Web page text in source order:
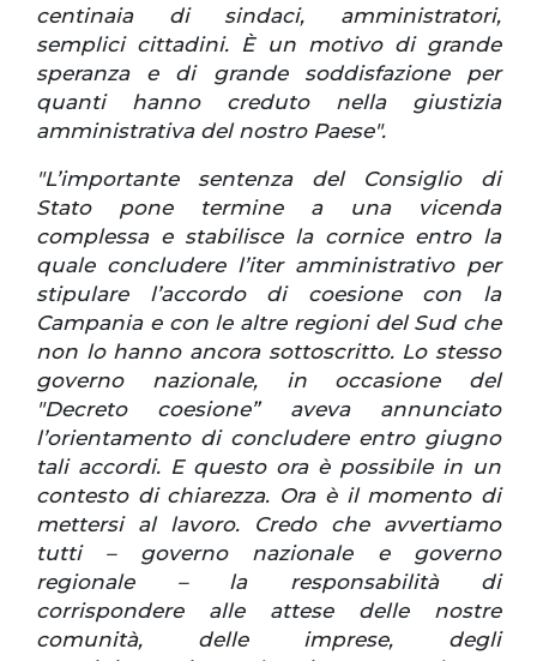
centinaia di sindaci, amministratori,
semplici cittadini. È un motivo di grande
speranza e di grande soddisfazione per
quanti hanno creduto nella giustizia
amministrativa del nostro Paese".
"L’importante sentenza del Consiglio di
Stato pone termine a una vicenda
complessa e stabilisce la cornice entro la
quale concludere l’iter amministrativo per
stipulare l’accordo di coesione con la
Campania e con le altre regioni del Sud che
non lo hanno ancora sottoscritto. Lo stesso
governo nazionale, in occasione del
"Decreto coesione” aveva annunciato
l’orientamento di concludere entro giugno
tali accordi. E questo ora è possibile in un
contesto di chiarezza. Ora è il momento di
mettersi al lavoro. Credo che avvertiamo
tutti – governo nazionale e governo
regionale – la responsabilità di
corrispondere alle attese delle nostre
comunità, delle imprese, degli